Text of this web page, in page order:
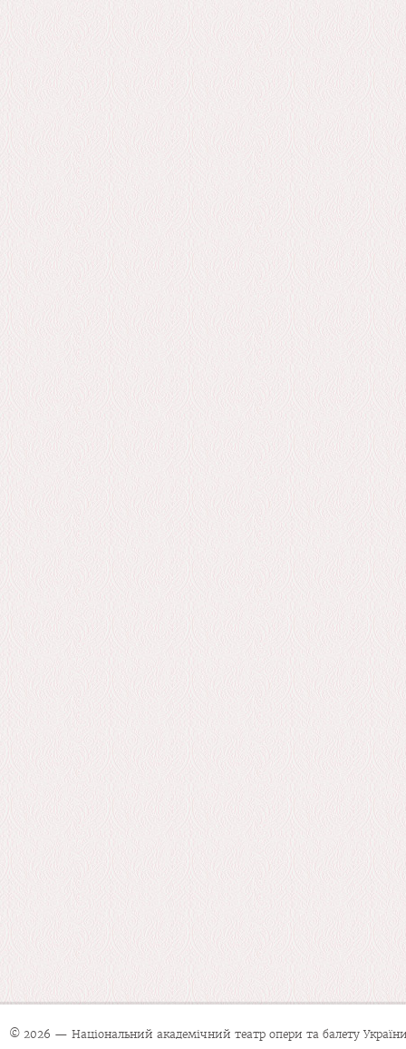
© 2026 — Національний академічний театр опери та балету